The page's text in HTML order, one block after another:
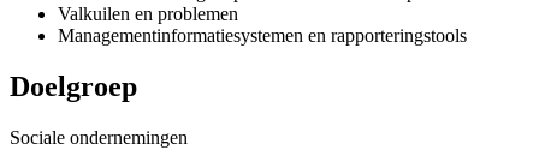
Valkuilen en problemen
Managementinformatiesystemen en rapporteringstools
Doelgroep
Sociale ondernemingen